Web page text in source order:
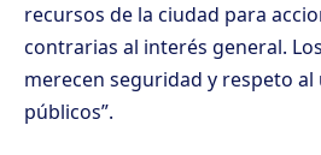
recursos de la ciudad para
contrarias al interés general.
merecen seguridad y respeto al
públicos”.